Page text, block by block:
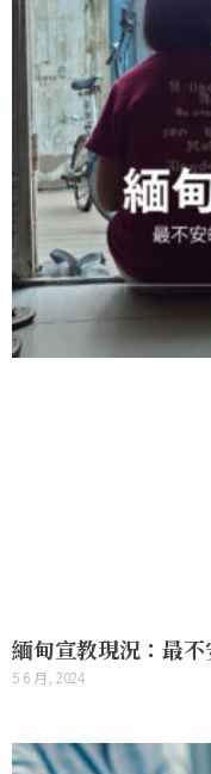
緬甸宣教現況：最
5 6 月, 2024